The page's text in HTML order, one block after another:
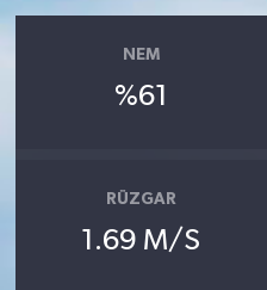
NEM
%61
RÜZGAR
1.69 M/S